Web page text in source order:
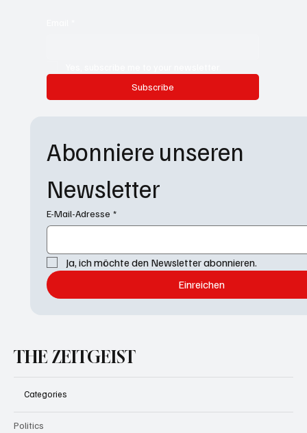
Subscribe
Abonniere unseren
Newsletter
E-Mail-Adresse *
Ja, ich möchte den Newsletter abonnieren.
Einreichen
THE ZEITGEIST
Categories
Politics